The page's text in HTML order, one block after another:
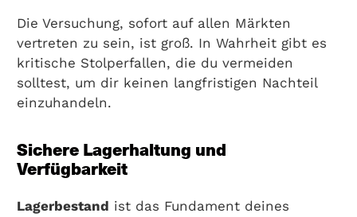
Die Versuchung, sofort auf allen Märkten
vertreten zu sein, ist groß. In Wahrheit gibt es
kritische Stolperfallen, die du vermeiden
solltest, um dir keinen langfristigen Nachteil
einzuhandeln.
Sichere Lagerhaltung und
Verfügbarkeit
Lagerbestand ist das Fundament deines